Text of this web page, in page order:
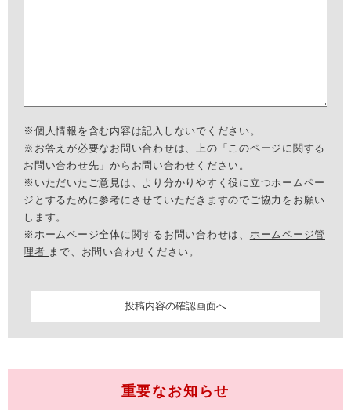
※個人情報を含む内容は記入しないでください。
※お答えが必要なお問い合わせは、上の「このページに関する
お問い合わせ先」からお問い合わせください。
※いただいたご意見は、より分かりやすく役に立つホームペー
ジとするために参考にさせていただきますのでご協力をお願い
します。
※ホームページ全体に関するお問い合わせは、 ホームページ管
理者 まで、お問い合わせください。
重要なお知らせ